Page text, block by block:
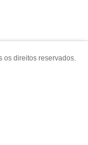
os direitos reservados.